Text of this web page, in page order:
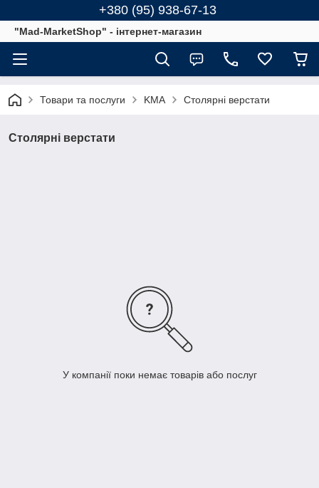
+380 (95) 938-67-13
"Mad-MarketShop" - інтернет-магазин
Товари та послуги KMA Столярні верстати
Столярні верстати
У компанії поки немає товарів або послуг